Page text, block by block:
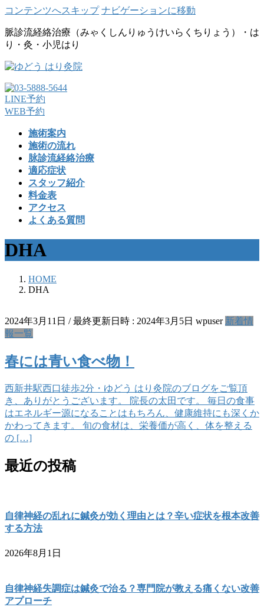
コンテンツへスキップ ナビゲーションに移動
脈診流経絡治療（みゃくしんりゅうけいらくちりょう）・は
り・灸・小児はり
LINE予約
WEB予約
施術案内
施術の流れ
脉診流経絡治療
適応症状
スタッフ紹介
料金表
アクセス
よくある質問
DHA
HOME
DHA
2024年3月11日 / 最終更新日時 : 2024年3月5日 wpuser 新着情
報一覧
春には青い食べ物！
西新井駅西口徒歩2分・ゆどう はり灸院のブログをご覧頂
き、ありがとうございます。 院長の太田です。 毎日の食事
はエネルギー源になることはもちろん、健康維持にも深くか
かわってきます。 旬の食材は、栄養価が高く、体を整える
の […]
最近の投稿
自律神経の乱れに鍼灸が効く理由とは？辛い症状を根本改善
する方法
2026年8月1日
自律神経失調症は鍼灸で治る？専門院が教える痛くない改善
アプローチ